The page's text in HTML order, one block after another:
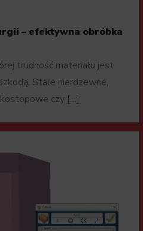
– efektywna obróbka
trudność materiału jest
Stale nierdzewne,
czy […]